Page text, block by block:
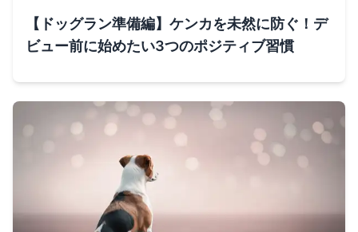
【ドッグラン準備編】ケンカを未然に防ぐ！デ
ビュー前に始めたい3つのポジティブ習慣